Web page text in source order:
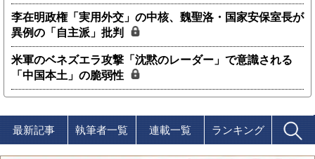
李在明政権「実用外交」の中核、魏聖洛・国家安保室長が
異例の「自主派」批判
米軍のベネズエラ攻撃「沈黙のレーダー」で意識される
「中国本土」の脆弱性
最新記事 執筆者一覧 連載一覧 ランキング